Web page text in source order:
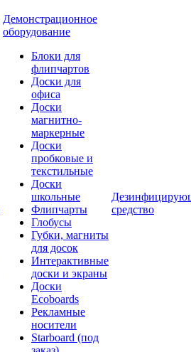
Демонстрационное
оборудование
Блоки для
флипчартов
Доски для
офиса
Доски
магнитно-
маркерные
Доски
пробковые и
текстильные
Доски
школьные
Флипчарты
Глобусы
Губки, магниты
для досок
Интерактивные
доски и экраны
Доски
Ecoboards
Рекламные
носители
Starboard (под
средство